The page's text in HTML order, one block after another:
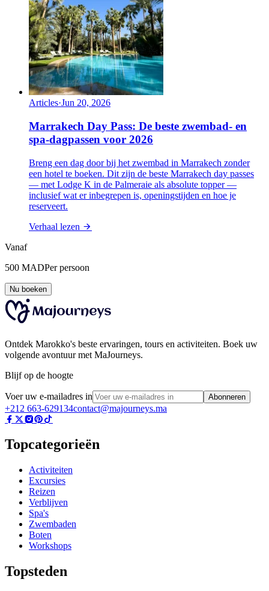
Articles·Jun 20, 2026
Marrakech Day Pass: De beste zwembad- en
spa-dagpassen voor 2026
Breng een dag door bij het zwembad in Marrakech zonder
een hotel te boeken. Dit zijn de beste Marrakech day passes
— met Lodge K in de Palmeraie als absolute topper —
inclusief wat er inbegrepen is, openingstijden en hoe je
reserveert.
Verhaal lezen
Vanaf
500 MADPer persoon
Nu boeken
Ontdek Marokko's beste ervaringen, tours en activiteiten. Boek uw
volgende avontuur met MaJourneys.
Blijf op de hoogte
Voer uw e-mailadres in Abonneren
+212 663-629134contact@majourneys.ma
Topcategorieën
Activiteiten
Excursies
Reizen
Verblijven
Spa's
Zwembaden
Boten
Workshops
Topsteden